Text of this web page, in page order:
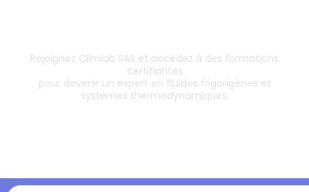
Rejoignez Climlab SAS et accédez à des formations
certifiantes
pour devenir un expert en fluides frigorigènes et
systèmes thermodynamiques.